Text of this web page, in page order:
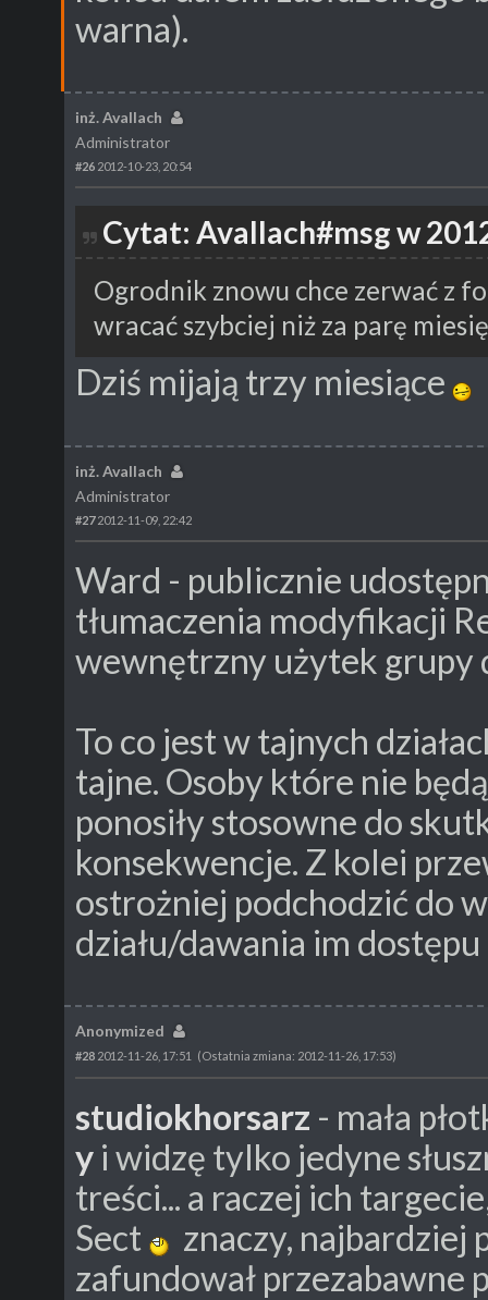
warna).
inż. Avallach
Administrator
#26 2012-10-23, 20:54
Cytat: Avallach#msg w
Ogrodnik znowu chce zerwać z
wracać szybciej niż za parę
Dziś mijają trzy miesiące
inż. Avallach
Administrator
#272012-11-09, 22:42
Ward - publicznie
tłumaczenia modyfikacji
wewnętrzny użytek grupy
To co jest w tajnych
tajne. Osoby które nie
ponosiły stosowne do
konsekwencje. Z kolei
ostrożniej podchodzić do
działu/dawania im
Anonymized
#28 2012-11-26, 17:51 (Ostatnia zmiana: 2012-11-26, 17:53)
studiokhorsarz - mała
y i widzę tylko jedyne
treści... a raczej ich
Sect
znaczy, najbardziej
zafundował przezabawne